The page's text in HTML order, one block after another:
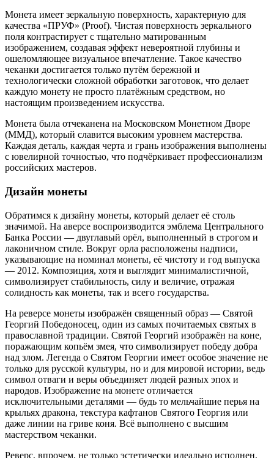
Монета имеет зеркальную поверхность, характерную для
качества «ПРУФ» (Proof). Чистая поверхность зеркального
поля контрастирует с тщательно матированным
изображением, создавая эффект невероятной глубины и
ошеломляющее визуальное впечатление. Такое качество
чеканки достигается только путём бережной и
технологически сложной обработки заготовок, что делает
каждую монету не просто платёжным средством, но
настоящим произведением искусства.
Монета была отчеканена на Московском Монетном Дворе
(ММД), который славится высоким уровнем мастерства.
Каждая деталь, каждая черта и грань изображения выполнены
с ювелирной точностью, что подчёркивает профессионализм
российских мастеров.
Дизайн монеты
Обратимся к дизайну монеты, который делает её столь
значимой. На аверсе воспроизводится эмблема Центрального
Банка России — двуглавый орёл, выполненный в строгом и
лаконичном стиле. Вокруг орла расположены надписи,
указывающие на номинал монеты, её чистоту и год выпуска
— 2012. Композиция, хотя и выглядит минималистичной,
символизирует стабильность, силу и величие, отражая
солидность как монеты, так и всего государства.
На реверсе монеты изображён священный образ — Святой
Георгий Победоносец, один из самых почитаемых святых в
православной традиции. Святой Георгий изображён на коне,
поражающим копьём змея, что символизирует победу добра
над злом. Легенда о Святом Георгии имеет особое значение не
только для русской культуры, но и для мировой истории, ведь
символ отваги и веры объединяет людей разных эпох и
народов. Изображение на монете отличается
исключительными деталями — будь то мельчайшие перья на
крыльях дракона, текстура кафтанов Святого Георгия или
даже линии на гриве коня. Всё выполнено с высшим
мастерством чеканки.
Реверс, впрочем, не только эстетически идеально исполнен,